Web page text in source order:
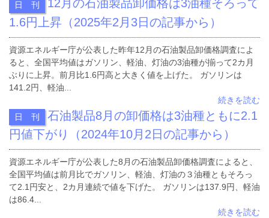
日 刊
12月の石油製品卸価格は3油種そろって
1.6円上昇（2025年2月3日の記事から）
資源エネルギー庁が公表した昨年12月の石油製品卸価格調査によ
ると、全国平均値はガソリン、軽油、灯油の3油種が揃って2カ月
ぶりに上昇。前月比1.6円高と大きく値を上げた。 ガソリンは
141.2円、軽油...
続きを読む
日 刊
石油製品8月の卸価格は3油種ともに2.1
円値下がり（2024年10月2日の記事から）
資源エネルギー庁が公表した8月の石油製品卸価格調査によると、
全国平均値は前月比でガソリン、軽油、灯油の３油種ともそろっ
て2.1円安と、2カ月連続で値を下げた。 ガソリンは137.9円、軽油
は86.4...
続きを読む